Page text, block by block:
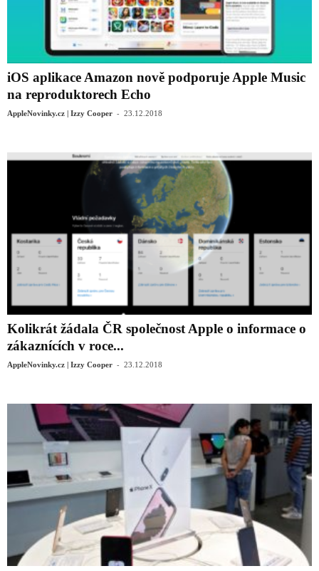
iOS aplikace Amazon nově podporuje Apple Music
na reproduktorech Echo
AppleNovinky.cz | Izzy Cooper - 23.12.2018
Kolikrát žádala ČR společnost Apple o informace o
zákaznících v roce...
AppleNovinky.cz | Izzy Cooper - 23.12.2018